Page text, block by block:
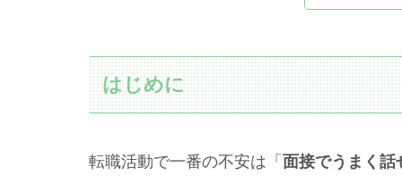
はじめに
転職活動で一番の不安は「 面接でうまく話